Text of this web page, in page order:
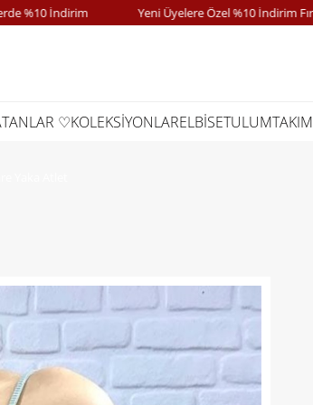
İndirim Yeni Üyelere Özel %10 İndirim Fırsatı
♡KOLEKSİYONLARELBİSETULUMTAKIM